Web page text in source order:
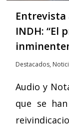
Entrevista
INDH: “El
Destacados,
Audio y
que se